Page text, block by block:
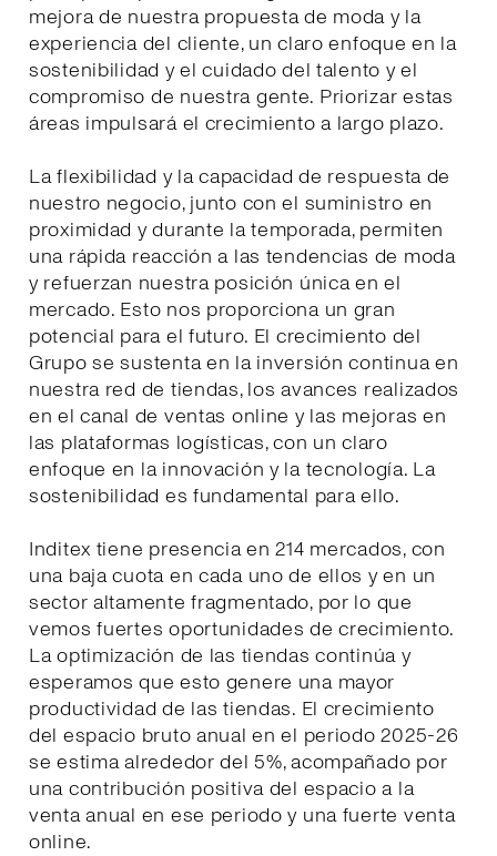
mejora de nuestra propuesta de moda y la
experiencia del cliente, un claro enfoque en la
sostenibilidad y el cuidado del talento y el
compromiso de nuestra gente. Priorizar estas
áreas impulsará el crecimiento a largo plazo.
La flexibilidad y la capacidad de respuesta de
nuestro negocio, junto con el suministro en
proximidad y durante la temporada, permiten
una rápida reacción a las tendencias de moda
y refuerzan nuestra posición única en el
mercado. Esto nos proporciona un gran
potencial para el futuro. El crecimiento del
Grupo se sustenta en la inversión continua en
nuestra red de tiendas, los avances realizados
en el canal de ventas online y las mejoras en
las plataformas logísticas, con un claro
enfoque en la innovación y la tecnología. La
sostenibilidad es fundamental para ello.
Inditex tiene presencia en 214 mercados, con
una baja cuota en cada uno de ellos y en un
sector altamente fragmentado, por lo que
vemos fuertes oportunidades de crecimiento.
La optimización de las tiendas continúa y
esperamos que esto genere una mayor
productividad de las tiendas. El crecimiento
del espacio bruto anual en el periodo 2025-26
se estima alrededor del 5%, acompañado por
una contribución positiva del espacio a la
venta anual en ese periodo y una fuerte venta
online.